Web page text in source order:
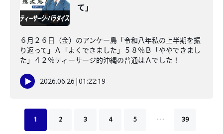
て」
６月２６日（金）のアンケー島「令和八年私の上半期を振
り返って」Ａ「よくできました」５８％Ｂ「ややできまし
た」４２％ティーサージ的沖縄の普通はＡでした！
2026.06.26 |01:22:19
1 2 3 4 5 … 39